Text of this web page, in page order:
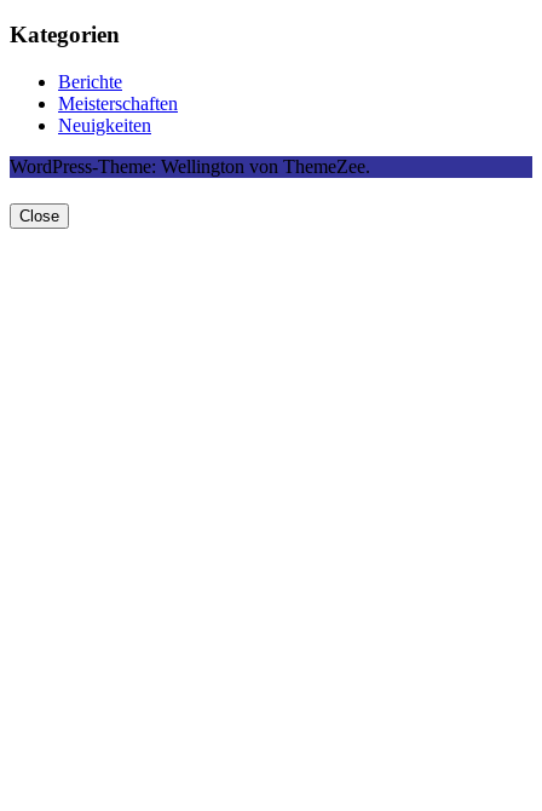
Kategorien
Berichte
Meisterschaften
Neuigkeiten
WordPress-Theme: Wellington von ThemeZee.
Close